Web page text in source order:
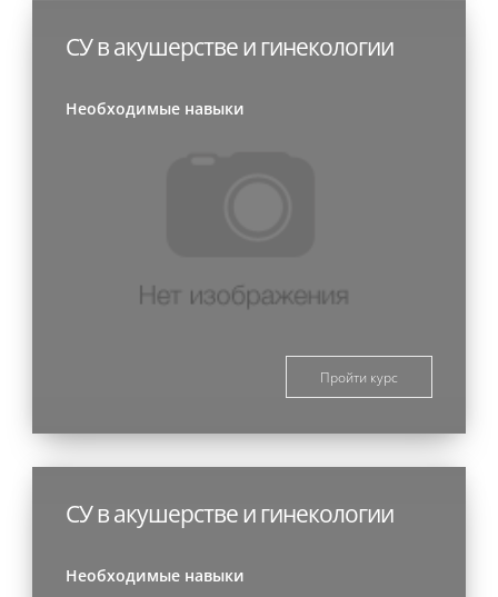
СУ в акушерстве и гинекологии
Необходимые навыки
Пройти курс
СУ в акушерстве и гинекологии
Необходимые навыки